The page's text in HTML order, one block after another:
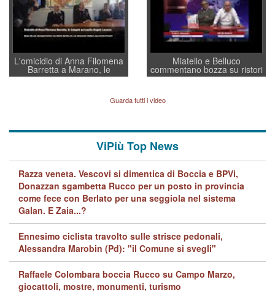
L'omicidio di Anna Filomena
Barretta a Marano, le
indagini dei carabinieri di
quelle di... Barbara D'Urso
Miatello e Belluco
commentano bozza su ristori
BPVi e Veneto Banca
Guarda tutti i video
ViPiù Top News
Razza veneta. Vescovi si dimentica di Boccia e BPVi,
Donazzan sgambetta Rucco per un posto in provincia
come fece con Berlato per una seggiola nel sistema
Galan. E Zaia...?
Ennesimo ciclista travolto sulle strisce pedonali,
Alessandra Marobin (Pd): "il Comune si svegli"
Raffaele Colombara boccia Rucco su Campo Marzo,
giocattoli, mostre, monumenti, turismo